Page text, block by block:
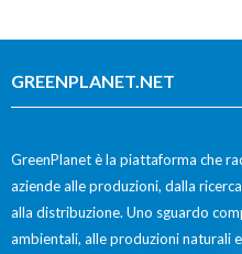
GREENPLANET.NET
GreenPlanet è la piattaforma che
aziende alle produzioni, dalla
alla distribuzione. Uno sguardo
ambientali, alle produzioni naturali